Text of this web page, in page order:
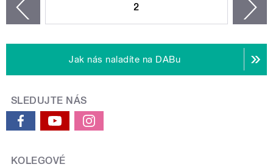
2
Jak nás naladíte na DABu
SLEDUJTE NÁS
KOLEGOVÉ